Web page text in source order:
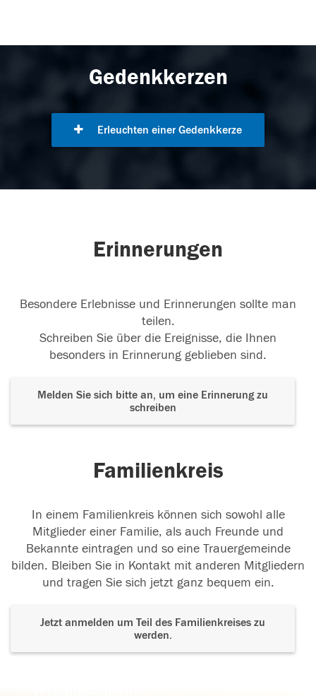
Gedenkkerzen
Erleuchten einer Gedenkkerze
Erinnerungen
Besondere Erlebnisse und Erinnerungen sollte man
teilen.
Schreiben Sie über die Ereignisse, die Ihnen
besonders in Erinnerung geblieben sind.
Melden Sie sich bitte an, um eine Erinnerung zu
schreiben
Familienkreis
In einem Familienkreis können sich sowohl alle
Mitglieder einer Familie, als auch Freunde und
Bekannte eintragen und so eine Trauergemeinde
bilden. Bleiben Sie in Kontakt mit anderen Mitgliedern
und tragen Sie sich jetzt ganz bequem ein.
Jetzt anmelden um Teil des Familienkreises zu
werden.